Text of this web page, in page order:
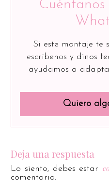
Si este montaje te
escríbenos y dinos
ayudamos a
Quiero
Deja una respuesta
Lo siento, debes estar
comentario.